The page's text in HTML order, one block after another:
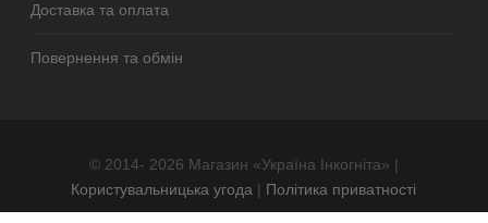
Доставка та оплата
Повернення та обмін
© 2014- 2026 Магазин «Україна Інкогніта» |
Користувальницька угода | Політика приватності